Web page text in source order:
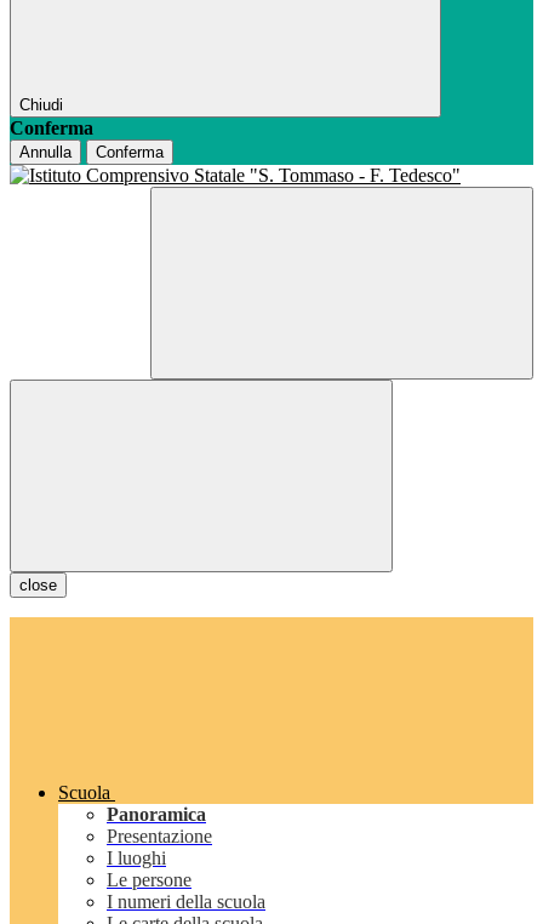
Chiudi
Conferma
Annulla Conferma
close
Scuola
Panoramica
Presentazione
I luoghi
Le persone
I numeri della scuola